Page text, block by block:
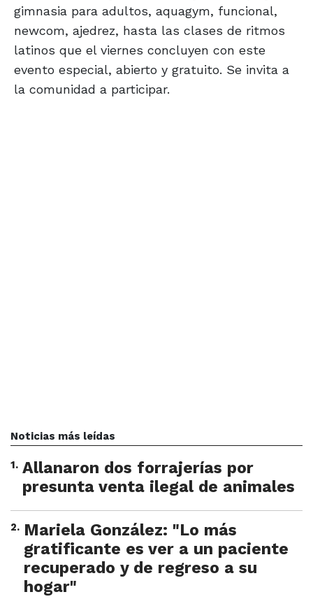
gimnasia para adultos, aquagym, funcional,
newcom, ajedrez, hasta las clases de ritmos
latinos que el viernes concluyen con este
evento especial, abierto y gratuito. Se invita a
la comunidad a participar.
Noticias más leídas
1. Allanaron dos forrajerías por
presunta venta ilegal de animales
2. Mariela González: "Lo más
gratificante es ver a un paciente
recuperado y de regreso a su
hogar"